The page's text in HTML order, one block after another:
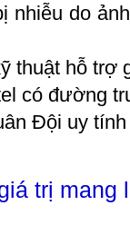
nhiễu do
thuật hỗ trợ
có đường
Đội uy tính
trị mang